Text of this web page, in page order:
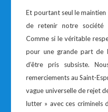
Et pourtant seul le
de retenir notre société
Comme si le véritable
pour une grande part de
d’être pris subsiste.
remerciements au Saint-
vague universelle de rejet
lutter » avec ces criminels